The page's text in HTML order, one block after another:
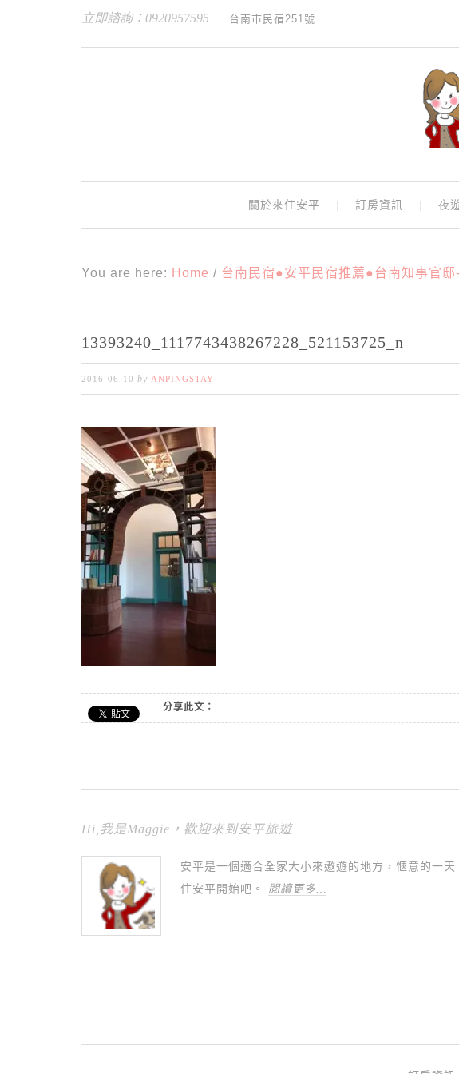
立即諮詢：0920957595 台南市民宿251號
關於來住安平 訂房資訊 夜
You are here: Home / 台南民宿●安平民宿推薦●台南知事官
13393240_1117743438267228_521153725_n
2016-06-10 by ANPINGSTAY
分享此文：
Hi,我是Maggie，歡迎來到安平旅遊
安平是一個適合全家大小來遨遊的地方，愜意的一天
住安平開始吧。 閱讀更多…